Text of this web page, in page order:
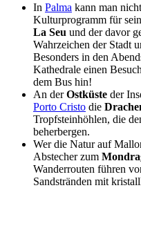
In Palma kann man
Kulturprogramm für
La Seu und der davor
Wahrzeichen der Stadt
Besonders in den
Kathedrale einen
dem Bus hin!
An derOstküste der
Porto Cristo die
Tropfsteinhöhlen, die
beherbergen.
Wer die Natur auf
Abstecher zum
Wanderrouten führen
Sandstränden mit